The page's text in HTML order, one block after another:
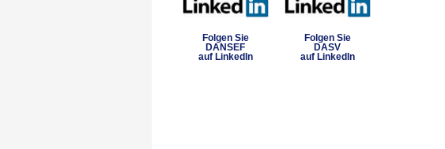
Folgen Sie
DANSEF
auf LinkedIn
Folgen Sie
DASV
auf LinkedIn